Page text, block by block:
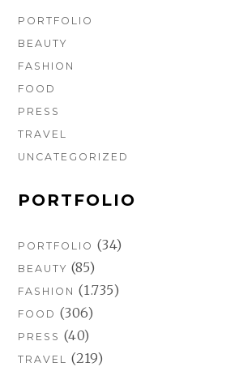
PORTFOLIO
BEAUTY
FASHION
FOOD
PRESS
TRAVEL
UNCATEGORIZED
PORTFOLIO
PORTFOLIO (34)
BEAUTY (85)
FASHION (1.735)
FOOD (306)
PRESS (40)
TRAVEL (219)